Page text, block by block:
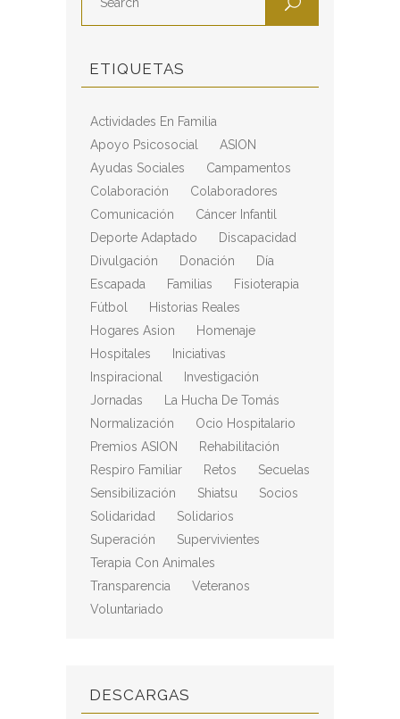
ETIQUETAS
Actividades En Familia
Apoyo Psicosocial
ASION
Ayudas Sociales
Campamentos
Colaboración
Colaboradores
Comunicación
Cáncer Infantil
Deporte Adaptado
Discapacidad
Divulgación
Donación
Día
Escapada
Familias
Fisioterapia
Fútbol
Historias Reales
Hogares Asion
Homenaje
Hospitales
Iniciativas
Inspiracional
Investigación
Jornadas
La Hucha De Tomás
Normalización
Ocio Hospitalario
Premios ASION
Rehabilitación
Respiro Familiar
Retos
Secuelas
Sensibilización
Shiatsu
Socios
Solidaridad
Solidarios
Superación
Supervivientes
Terapia Con Animales
Transparencia
Veteranos
Voluntariado
DESCARGAS